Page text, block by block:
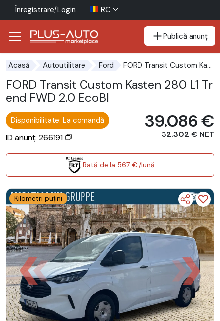
Înregistrare/Login RO
Publică anunț
Acasă Autoutilitare Ford FORD Transit Custom Kasten 280 L1 Trend FWD 2.0 EcoBl
FORD Transit Custom Kasten 280 L1 Tr
end FWD 2.0 EcoBl
Disponibilitate: La comandă
ID anunț: 266191
39.086 €
32.302 € NET
Rată de la 567 € /lună
Kilometri puțini